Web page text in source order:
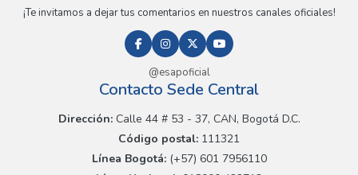
¡Te invitamos a dejar tus comentarios en nuestros canales oficiales!
@esapoficial
Contacto Sede Central
Dirección:Calle 44 # 53 - 37, CAN, Bogotá D.C.
Código postal: 111321
Línea Bogotá:(+57) 601 7956110